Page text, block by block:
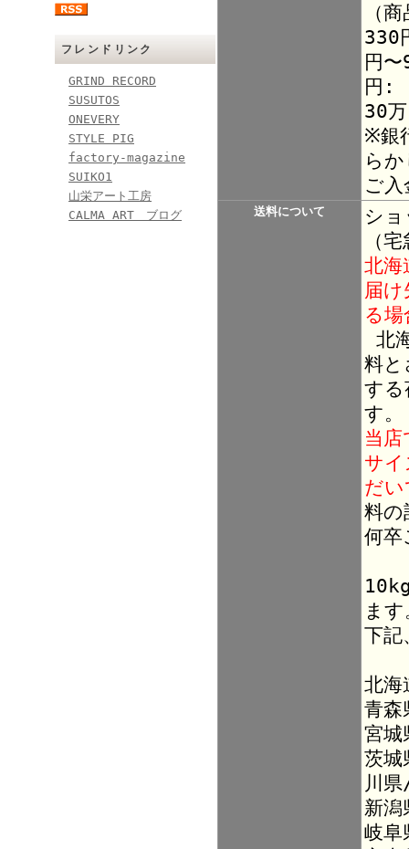
フレンドリンク
GRIND RECORD
SUSUTOS
ONEVERY
STYLE PIG
factory-magazine
SUIKO1
山栄アート工房
CALMA ART ブログ
（
330
円
円:
30
※銀
ら
ご
送料について
シ
（
北海
届
る
北
料と
する
す。
当
サ
だ
料の
何卒
ま
下記
北海
青
宮
茨
川
新
岐